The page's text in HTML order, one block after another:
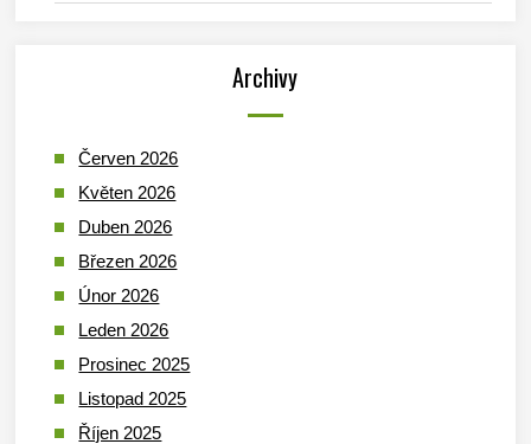
Archivy
Červen 2026
Květen 2026
Duben 2026
Březen 2026
Únor 2026
Leden 2026
Prosinec 2025
Listopad 2025
Říjen 2025